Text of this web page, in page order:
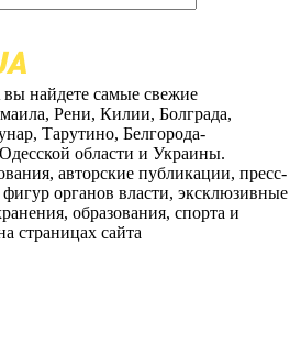
вы найдете самые свежие
Рени, Килии, Болграда,
Тарутино, Белгорода-
области и Украины.
авторские публикации, пресс-
органов власти, эксклюзивные
образования, спорта и
страницах сайта